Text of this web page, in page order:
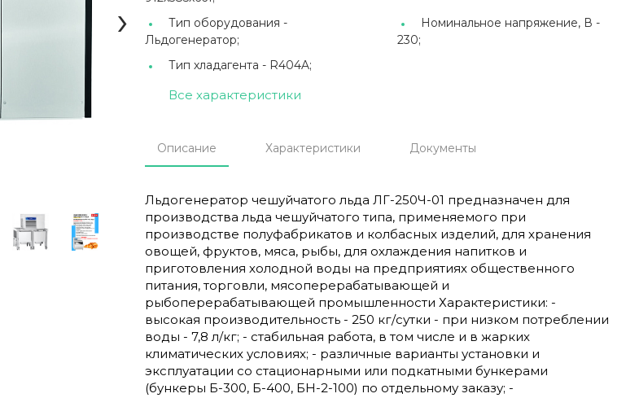
›
Тип оборудования -
Льдогенератор;
Номинальное напряжение, В -
230;
Тип хладагента - R404A;
Все характеристики
Описание Характеристики Документы
Льдогенератор чешуйчатого льда ЛГ-250Ч-01 предназначен для
производства льда чешуйчатого типа, применяемого при
производстве полуфабрикатов и колбасных изделий, для хранения
овощей, фруктов, мяса, рыбы, для охлаждения напитков и
приготовления холодной воды на предприятиях общественного
питания, торговли, мясоперерабатывающей и
рыбоперерабатывающей промышленности Характеристики: -
высокая производительность - 250 кг/сутки - при низком потреблении
воды - 7,8 л/кг; - стабильная работа, в том числе и в жарких
климатических условиях; - различные варианты установки и
эксплуатации со стационарными или подкатными бункерами
(бункеры Б-300, Б-400, БН-2-100) по отдельному заказу; -